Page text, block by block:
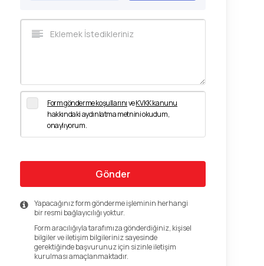
Form gönderme koşullarınıveKVKK kanunu
hakkındaki aydınlatma metnini okudum,
onaylıyorum.
Gönder
Yapacağınız form gönderme işleminin herhangi
bir resmi bağlayıcılığı yoktur.
Form aracılığıyla tarafımıza gönderdiğiniz, kişisel
bilgiler ve iletişim bilgileriniz sayesinde
gerektiğinde başvurunuz için sizinle iletişim
kurulması amaçlanmaktadır.